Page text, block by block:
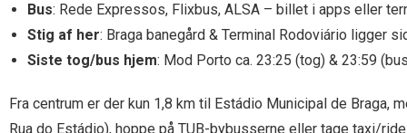
Bus: Rede Expressos, Flixbus, ALSA – billet i apps eller
Stig af her: Braga banegård & Terminal Rodoviário ligger
Siste tog/bus hjem: Mod Porto ca. 23:25 (tog) & 23:59
Fra centrum er der kun 1,8 km til Estádio Municipal de Braga,
Rua do Estádio), hoppe på TUB-bybusserne eller tage taxi/